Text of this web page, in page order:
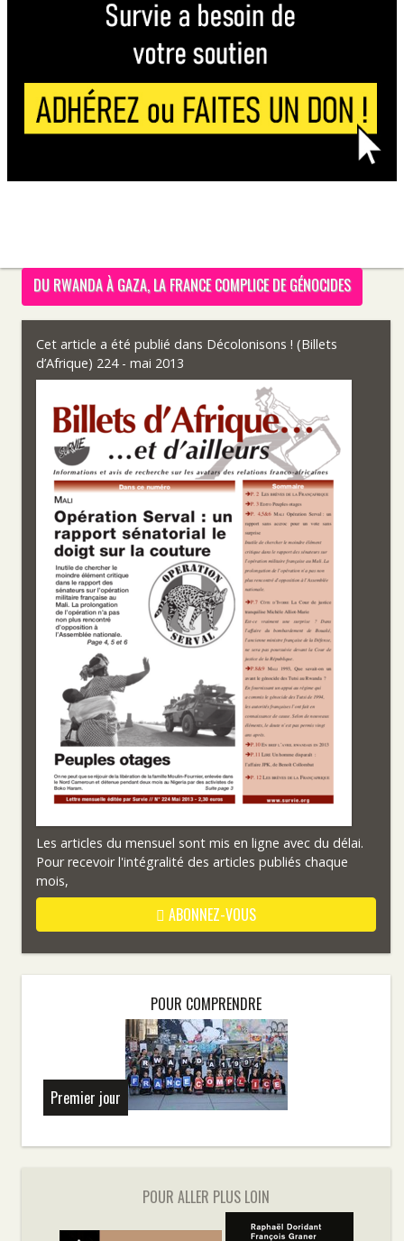
DU RWANDA À GAZA, LA FRANCE COMPLICE DE GÉNOCIDES
Cet article a été publié dans Décolonisons ! (Billets
d’Afrique) 224 - mai 2013
Les articles du mensuel sont mis en ligne avec du délai.
Pour recevoir l'intégralité des articles publiés chaque
mois,
ABONNEZ-VOUS
POUR COMPRENDRE
Premier jour
POUR ALLER PLUS LOIN